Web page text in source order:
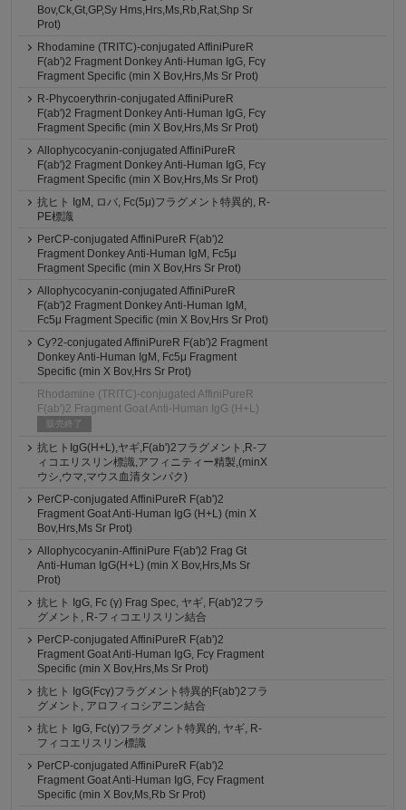
Bov,Ck,Gt,GP,Sy Hms,Hrs,Ms,Rb,Rat,Shp Sr
Prot)
Rhodamine (TRITC)-conjugated AffiniPureR
F(ab')2 Fragment Donkey Anti-Human IgG, Fcγ
Fragment Specific (min X Bov,Hrs,Ms Sr Prot)
R-Phycoerythrin-conjugated AffiniPureR
F(ab')2 Fragment Donkey Anti-Human IgG, Fcγ
Fragment Specific (min X Bov,Hrs,Ms Sr Prot)
Allophycocyanin-conjugated AffiniPureR
F(ab')2 Fragment Donkey Anti-Human IgG, Fcγ
Fragment Specific (min X Bov,Hrs,Ms Sr Prot)
抗ヒト IgM, ロバ, Fc(5μ)フラグメント特異的, R-
PE標識
PerCP-conjugated AffiniPureR F(ab')2
Fragment Donkey Anti-Human IgM, Fc5μ
Fragment Specific (min X Bov,Hrs Sr Prot)
Allophycocyanin-conjugated AffiniPureR
F(ab')2 Fragment Donkey Anti-Human IgM,
Fc5μ Fragment Specific (min X Bov,Hrs Sr Prot)
Cy?2-conjugated AffiniPureR F(ab')2 Fragment
Donkey Anti-Human IgM, Fc5μ Fragment
Specific (min X Bov,Hrs Sr Prot)
Rhodamine (TRITC)-conjugated AffiniPureR
F(ab')2 Fragment Goat Anti-Human IgG (H+L)
販売終了
抗ヒトIgG(H+L),ヤギ,F(ab')2フラグメント,R-フ
ィコエリスリン標識,アフィニティー精製,(minX
ウシ,ウマ,マウス血清タンパク)
PerCP-conjugated AffiniPureR F(ab')2
Fragment Goat Anti-Human IgG (H+L) (min X
Bov,Hrs,Ms Sr Prot)
Allophycocyanin-AffiniPure F(ab')2 Frag Gt
Anti-Human IgG(H+L) (min X Bov,Hrs,Ms Sr
Prot)
抗ヒト IgG, Fc (γ) Frag Spec, ヤギ, F(ab')2フラ
グメント, R-フィコエリスリン結合
PerCP-conjugated AffiniPureR F(ab')2
Fragment Goat Anti-Human IgG, Fcγ Fragment
Specific (min X Bov,Hrs,Ms Sr Prot)
抗ヒト IgG(Fcγ)フラグメント特異的F(ab')2フラ
グメント, アロフィコシアニン結合
抗ヒト IgG, Fc(γ)フラグメント特異的, ヤギ, R-
フィコエリスリン標識
PerCP-conjugated AffiniPureR F(ab')2
Fragment Goat Anti-Human IgG, Fcγ Fragment
Specific (min X Bov,Ms,Rb Sr Prot)